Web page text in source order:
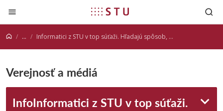
Prejsť na obsah
... Informatici z STU v top súťaži. Hľadajú spôsob, ako zbaviť diskusie trollov [aktuality.sk]
Verejnosť a médiá
InfoInformatici z STU v top súťaži.